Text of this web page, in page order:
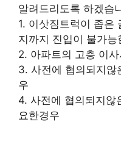
알려드리도록 하겠습
1. 이삿짐트럭이 좁은
지까지 진입이 불가능
2. 아파트의 고층 이
3. 사전에 협의되지않
우
4. 사전에 협의되지않
요한경우